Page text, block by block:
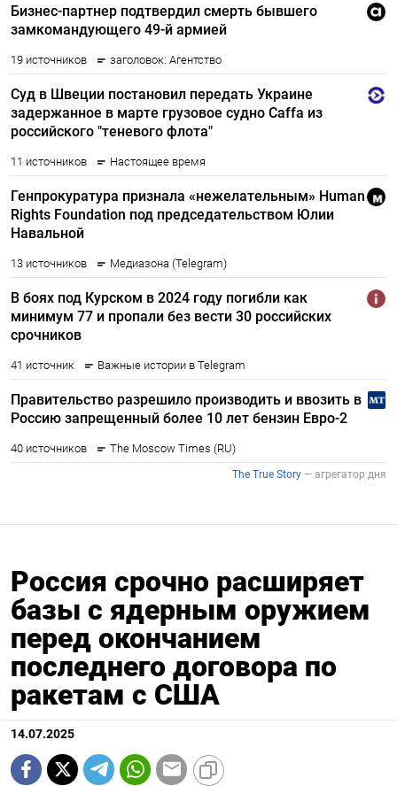
Россия срочно расширяет
базы с ядерным оружием
перед окончанием
последнего договора по
ракетам с США
14.07.2025